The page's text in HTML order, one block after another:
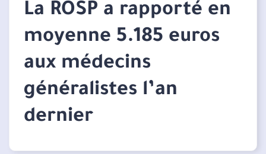
La ROSP a rapporté en
moyenne 5.185 euros
aux médecins
généralistes l’an
dernier